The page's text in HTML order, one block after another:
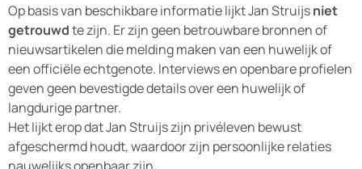
Op basis van beschikbare informatie lijkt Jan Struijsniet
getrouwdte zijn. Er zijn geen betrouwbare bronnen of
nieuwsartikelen die melding maken van een huwelijk of
een officiële echtgenote. Interviews en openbare profielen
geven geen bevestigde details over een huwelijk of
langdurige partner.
Het lijkt erop dat Jan Struijs zijn privéleven bewust
afgeschermd houdt, waardoor zijn persoonlijke relaties